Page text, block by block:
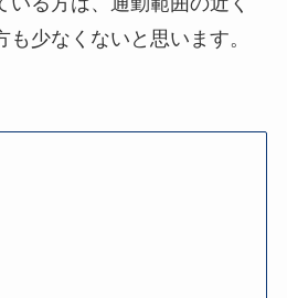
少なくないと思います。